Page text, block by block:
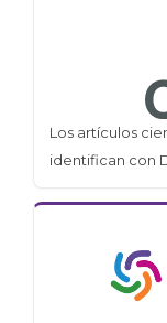
Los artículos
identifican con